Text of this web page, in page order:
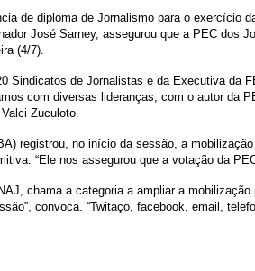
de diploma de Jornalismo para o exercício
José Sarney, assegurou que a PEC dos
(4/7).
Sindicatos de Jornalistas e da Executiva da
com diversas lideranças, com o autor da
Zuculoto.
registrou, no início da sessão, a
“Ele nos assegurou que a votação da
chama a categoria a ampliar a
convoca. “Twitaço, facebook, email,